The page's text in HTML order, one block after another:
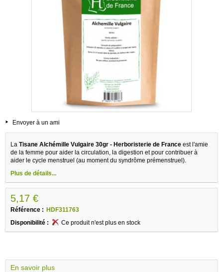
Envoyer à un ami
La Tisane Alchémille Vulgaire 30gr - Herboristerie de France est l'amie
de la femme pour aider la circulation, la digestion et pour contribuer à
aider le cycle menstruel (au moment du syndrôme prémenstruel).
Plus de détails...
5,17 €
Référence : HDF311763
Disponibilité :
Ce produit n'est plus en stock
En savoir plus